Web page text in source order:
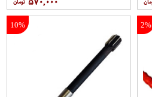
2%
10%